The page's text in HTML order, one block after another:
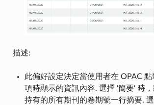
描述:
此偏好設定決定當使用者在 OPAC
項時顯示的資訊內容. 選擇 '簡要' 時
持有的所有期刊的卷期號一行摘要. 選